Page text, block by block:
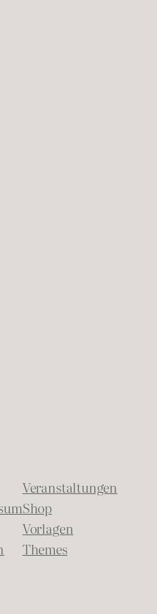
Veranstaltungen
Shop
Vorlagen
Themes